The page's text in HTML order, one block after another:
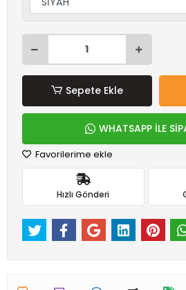
Sepete Ekle
WHATSAPP İLE
Favorilerime ekle
Hızlı Gönderi